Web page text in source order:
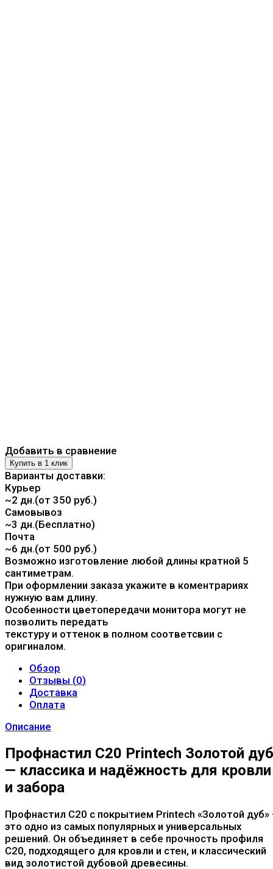
Добавить в сравнение
Варианты доставки:
Курьер
~2 дн.(от 350 руб.)
Самовывоз
~3 дн.(Бесплатно)
Почта
~6 дн.(от 500 руб.)
Возможно изготовление любой длины кратной 5
сантиметрам.
При оформлении заказа укажите в коментрариях
нужную вам длину.
Особенности цветопередачи монитора могут не
позволить передать
текстуру и оттенок в полном соответсвии с
оригиналом.
Обзор
Отзывы (0)
Доставка
Оплата
Описание
Профнастил C20 Printech Золотой дуб
— классика и надёжность для кровли
и забора
Профнастил C20 с покрытием Printech «Золотой дуб»
это одно из самых популярных и универсальных
решений. Он объединяет в себе прочность профиля
C20, подходящего для кровли и стен, и классический
вид золотистой дубовой древесины.